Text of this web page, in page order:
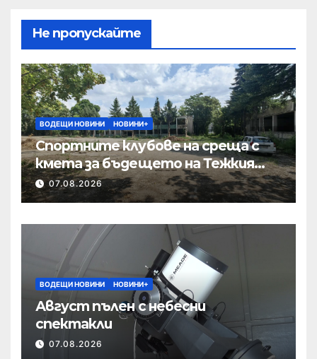
Не пропускайте
ВОДЕЩИ НОВИНИ НОВИНИ+
Спортните клубове на среща с
кмета за бъдещето на Тежкия
полк
07.08.2026
ВОДЕЩИ НОВИНИ НОВИНИ+
Август пълен с небесни
спектакли
07.08.2026